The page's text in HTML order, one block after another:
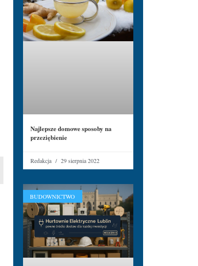
Najlepsze domowe sposoby na
przeziębienie
Redakcja 29 sierpnia 2022
BUDOWNICTWO